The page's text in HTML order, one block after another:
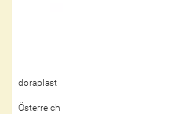
doraplast
Österreich